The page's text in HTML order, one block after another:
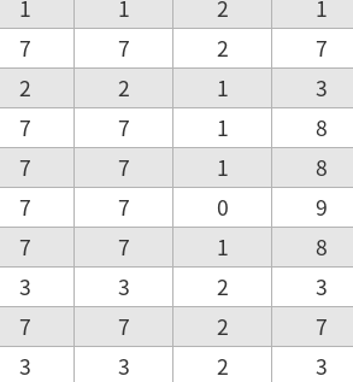
1 1 2 1
7 7 2 7
2 2 1 3
7 7 1 8
7 7 1 8
7 7 0 9
7 7 1 8
3 3 2 3
7 7 2 7
3 3 2 3